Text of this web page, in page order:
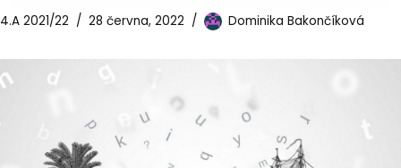
4.A 2021/22 28 června, 2022 Dominika Bakončíková